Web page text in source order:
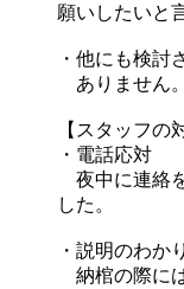
願いしたいと
・他にも検討
ありません。
【スタッフの
・電話応対
夜中に連絡
した。
・説明のわか
納棺の際に